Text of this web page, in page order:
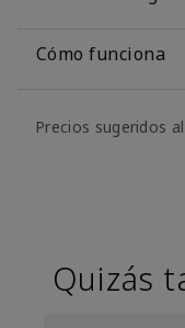
Cómo funciona
Precios sugeridos
Quizás